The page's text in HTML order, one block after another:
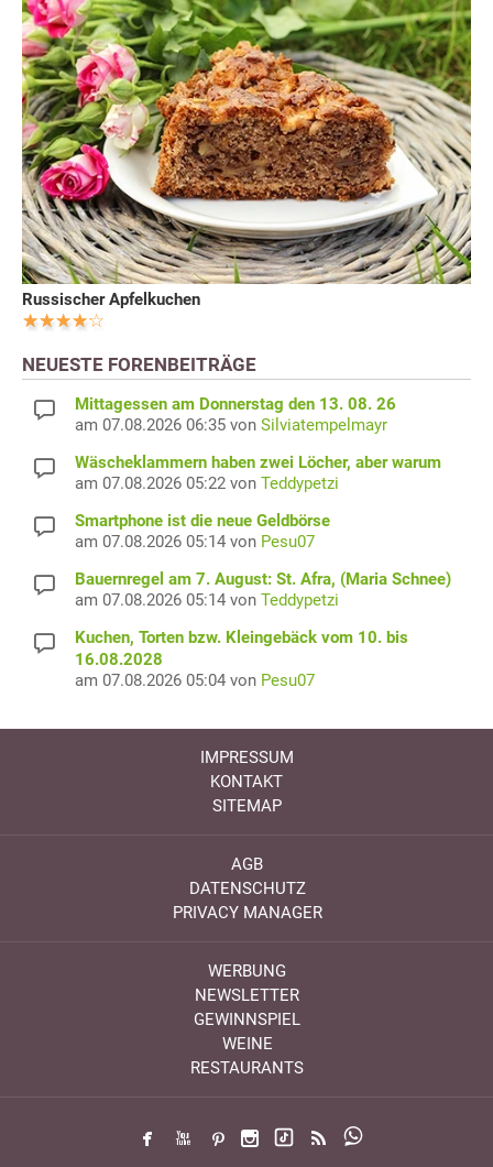
Russischer Apfelkuchen
NEUESTE FORENBEITRÄGE
Mittagessen am Donnerstag den 13. 08. 26
am 07.08.2026 06:35 von Silviatempelmayr
Wäscheklammern haben zwei Löcher, aber warum
am 07.08.2026 05:22 von Teddypetzi
Smartphone ist die neue Geldbörse
am 07.08.2026 05:14 von Pesu07
Bauernregel am 7. August: St. Afra, (Maria Schnee)
am 07.08.2026 05:14 von Teddypetzi
Kuchen, Torten bzw. Kleingebäck vom 10. bis
16.08.2028
am 07.08.2026 05:04 von Pesu07
IMPRESSUM
KONTAKT
SITEMAP
AGB
DATENSCHUTZ
PRIVACY MANAGER
WERBUNG
NEWSLETTER
GEWINNSPIEL
WEINE
RESTAURANTS